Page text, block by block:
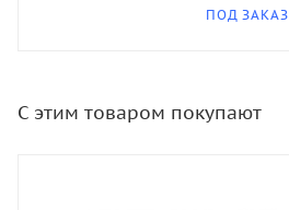
ПОД ЗАКАЗ
С этим товаром покупают